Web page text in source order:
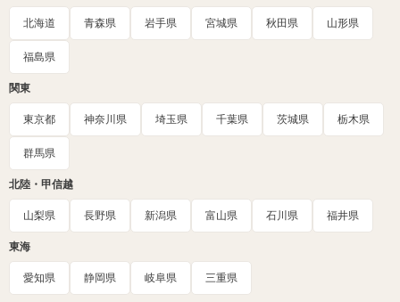
北海道 青森県 岩手県 宮城県 秋田県 山形県
福島県
関東
東京都 神奈川県 埼玉県 千葉県 茨城県 栃木県
群馬県
北陸・甲信越
山梨県 長野県 新潟県 富山県 石川県 福井県
東海
愛知県 静岡県 岐阜県 三重県